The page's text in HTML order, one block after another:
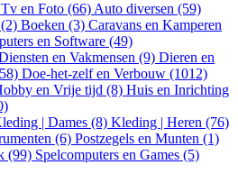
en Foto (66) Auto diversen (59)
Boeken (3) Caravans en Kamperen
en Software (49)
en Vakmensen (9) Dieren en
Doe-het-zelf en Verbouw (1012)
en Vrije tijd (8) Huis en Inrichting
| Dames (8) Kleding | Heren (76)
(6) Postzegels en Munten (1)
(99) Spelcomputers en Games (5)